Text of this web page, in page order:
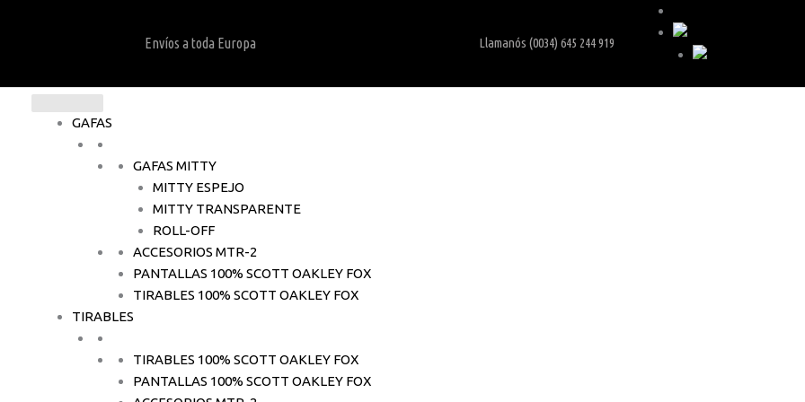
Envíos a toda Europa Llamanós (0034) 645 244 919
GAFAS
GAFAS MITTY
MITTY ESPEJO
MITTY TRANSPARENTE
ROLL-OFF
ACCESORIOS MTR-2
PANTALLAS 100% SCOTT OAKLEY FOX
TIRABLES 100% SCOTT OAKLEY FOX
TIRABLES
TIRABLES 100% SCOTT OAKLEY FOX
PANTALLAS 100% SCOTT OAKLEY FOX